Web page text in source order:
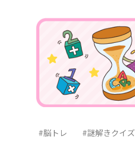
#脳トレ #謎解きクイズ